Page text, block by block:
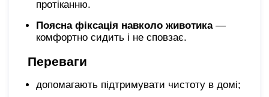
протіканню.
Поясна фіксація навколо животика—
комфортно сидить і не сповзає.
Переваги
допомагають підтримувати чистоту в домі;